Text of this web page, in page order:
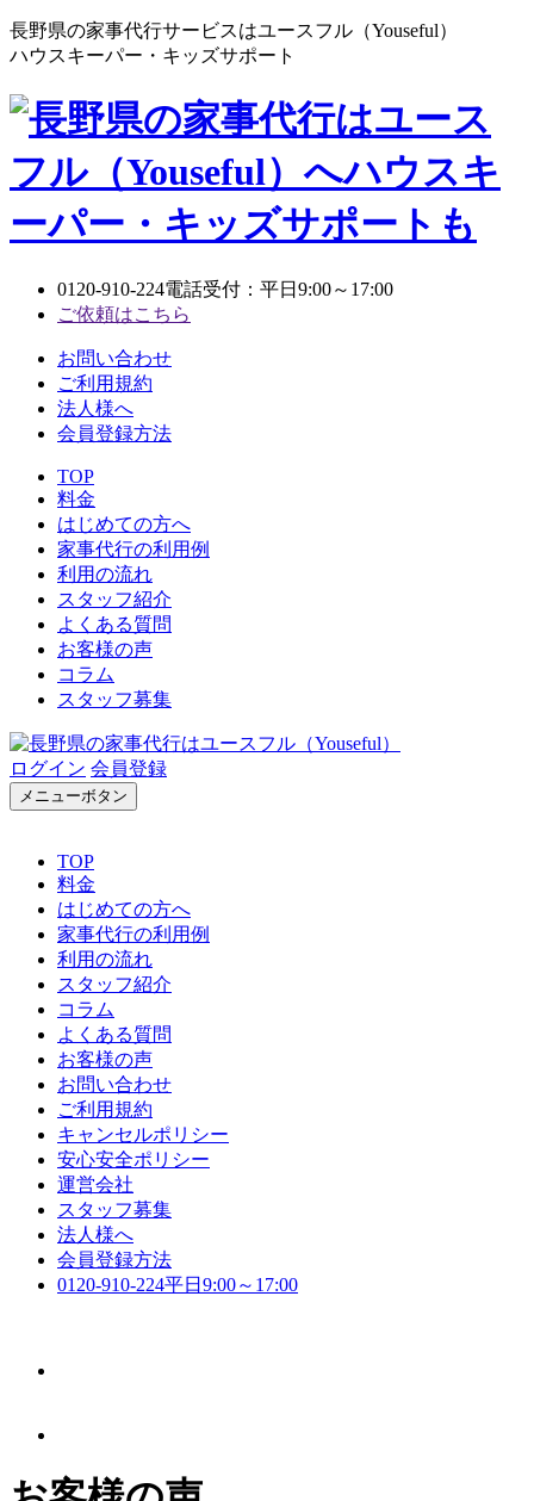
長野県の家事代行サービスはユースフル（Youseful）
ハウスキーパー・キッズサポート
0120-910-224電話受付：平日9:00～17:00
ご依頼はこちら
お問い合わせ
ご利用規約
法人様へ
会員登録方法
TOP
料金
はじめての方へ
家事代行の利用例
利用の流れ
スタッフ紹介
よくある質問
お客様の声
コラム
スタッフ募集
ログイン 会員登録
メニューボタン
TOP
料金
はじめての方へ
家事代行の利用例
利用の流れ
スタッフ紹介
コラム
よくある質問
お客様の声
お問い合わせ
ご利用規約
キャンセルポリシー
安心安全ポリシー
運営会社
スタッフ募集
法人様へ
会員登録方法
0120-910-224平日9:00～17:00